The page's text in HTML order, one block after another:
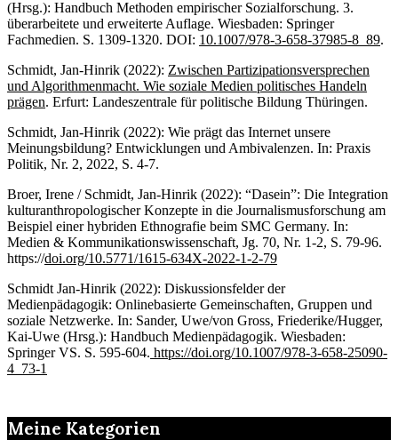
(Hrsg.): Handbuch Methoden empirischer Sozialforschung. 3.
überarbeitete und erweiterte Auflage. Wiesbaden: Springer
Fachmedien. S. 1309-1320. DOI: 10.1007/978-3-658-37985-8_89.
Schmidt, Jan-Hinrik (2022): Zwischen Partizipationsversprechen
und Algorithmenmacht. Wie soziale Medien politisches Handeln
prägen. Erfurt: Landeszentrale für politische Bildung Thüringen.
Schmidt, Jan-Hinrik (2022): Wie prägt das Internet unsere
Meinungsbildung? Entwicklungen und Ambivalenzen. In: Praxis
Politik, Nr. 2, 2022, S. 4-7.
Broer, Irene / Schmidt, Jan-Hinrik (2022): “Dasein”: Die Integration
kulturanthropologischer Konzepte in die Journalismusforschung am
Beispiel einer hybriden Ethnografie beim SMC Germany. In:
Medien & Kommunikationswissenschaft, Jg. 70, Nr. 1-2, S. 79-96.
https://doi.org/10.5771/1615-634X-2022-1-2-79
Schmidt Jan-Hinrik (2022): Diskussionsfelder der
Medienpädagogik: Onlinebasierte Gemeinschaften, Gruppen und
soziale Netzwerke. In: Sander, Uwe/von Gross, Friederike/Hugger,
Kai-Uwe (Hrsg.): Handbuch Medienpädagogik. Wiesbaden:
Springer VS. S. 595-604. https://doi.org/10.1007/978-3-658-25090-
4_73-1
Meine Kategorien